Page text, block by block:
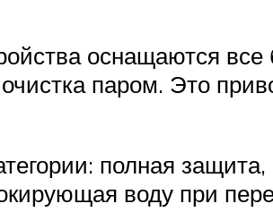
оснащаются
паром. Это
полная
воду при